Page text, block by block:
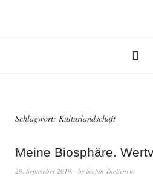
Schlagwort: Kulturlandschaft
Meine Biosphäre.
29. September 2019 by Stefan Theßenvitz